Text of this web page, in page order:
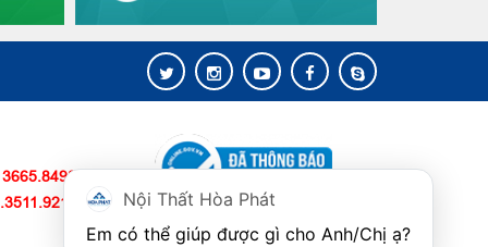
Copyright © 2022 Bản quyền
Nội Thất Hòa Phát